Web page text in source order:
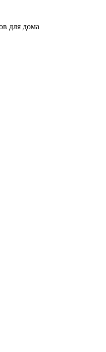
для дома